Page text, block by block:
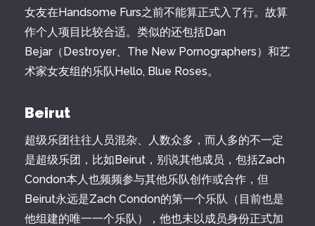
女友在Handsome Furs之前不能算正式入了行。故算
作个人项目比较合适。类似的还包括Dan
Bejar（Destroyer、The New Pornographers）和艺
术家女友组的乐队Hello, Blue Roses。
Beirut
超级乐团往往人员混杂、人数众多，而人多的不一定
是超级乐团，比如Beirut，别说其他成员，包括Zach
Condon本人也频频参与其他乐队创作或合作，但
Beirut永远是Zach Condon的第一个乐队（目前也是
他组建的唯一一个乐队），他也未以成员身份正式加